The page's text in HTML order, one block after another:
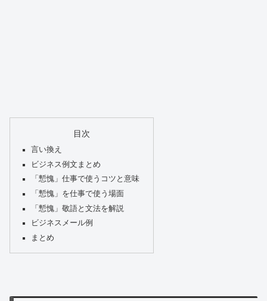
目次
言い換え
ビジネス例文まとめ
「慙愧」仕事で使うコツと意味
「慙愧」を仕事で使う場面
「慙愧」敬語と文法を解説
ビジネスメール例
まとめ